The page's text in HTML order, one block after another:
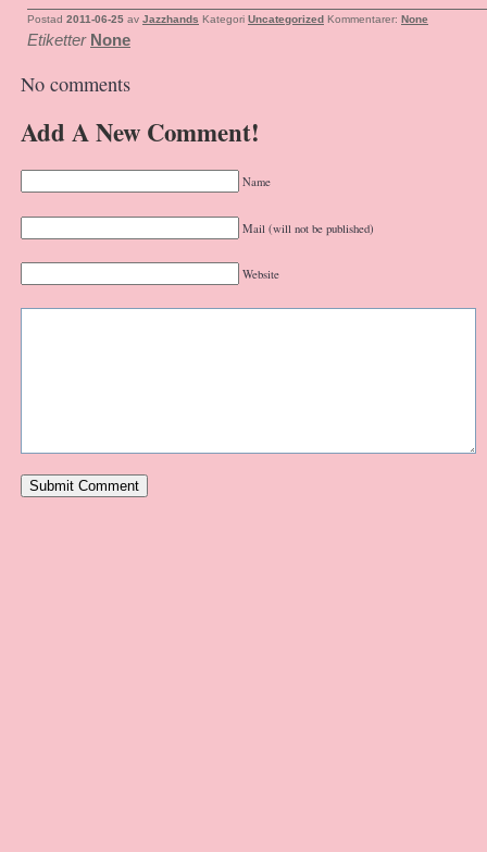
Postad 2011-06-25 av Jazzhands Kategori Uncategorized Kommentarer: None
Etiketter None
No comments
Add A New Comment!
Name
Mail (will not be published)
Website